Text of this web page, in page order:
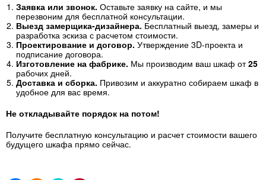
Заявка или звонок. Оставьте заявку на сайте, и мы
перезвоним для бесплатной консультации.
Выезд замерщика-дизайнера. Бесплатный выезд, замеры и
разработка эскиза с расчетом стоимости.
Проектирование и договор. Утверждение 3D-проекта и
подписание договора.
Изготовление на фабрике. Мы производим ваш шкаф от25
рабочих дней.
Доставка и сборка. Привозим и аккуратно собираем шкаф в
удобное для вас время.
Не откладывайте порядок на потом!
Получите бесплатную консультацию и расчет стоимости вашего
будущего шкафа прямо сейчас.